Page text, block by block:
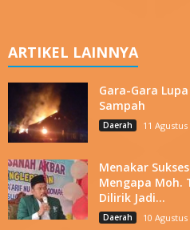
ARTIKEL LAINNYA
Gara-Gara
Sampah
Daerah 11 Agustus
Menakar
Mengapa Moh.
Dilirik Jadi...
Daerah 10 Agustus